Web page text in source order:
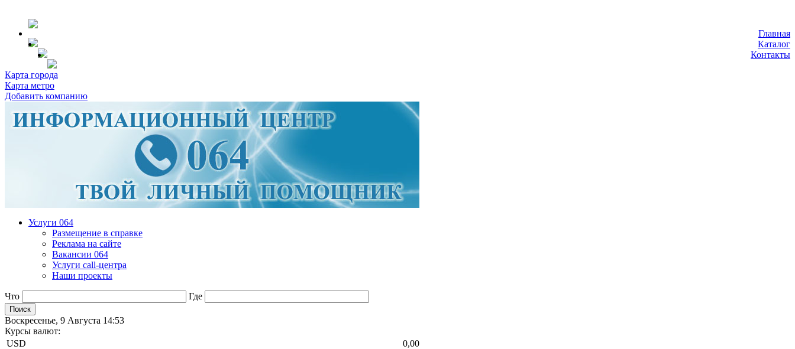
Главная
Каталог
Контакты
Карта города
Карта метро
Добавить компанию
Услуги 064
Размещение в справке
Реклама на сайте
Вакансии 064
Услуги call-центра
Наши проекты
Что Где
Воскресенье, 9 Августа 14:53
Курсы валют:
USD
0,00